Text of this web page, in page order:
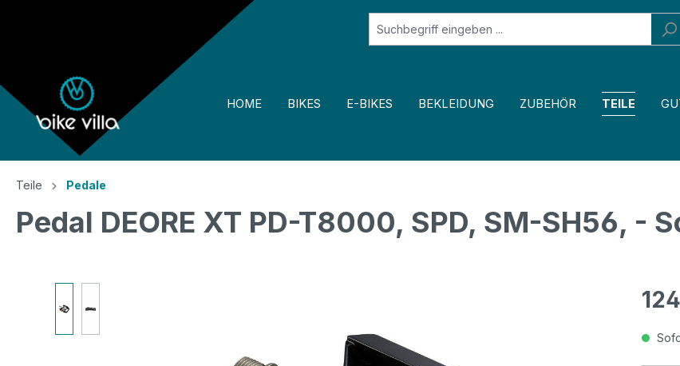
Zur Hauptnavigation springen
HOME BIKES E-BIKES BEKLEIDUNG ZUBEHÖR TEILE
Teile Pedale
Pedal DEORE XT PD-T8000, SPD, SM-SH56, -